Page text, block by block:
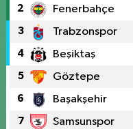
2 Fenerbahçe
3 Trabzonspor
4 Beşiktaş
5 Göztepe
6 Başakşehir
7 Samsunspor